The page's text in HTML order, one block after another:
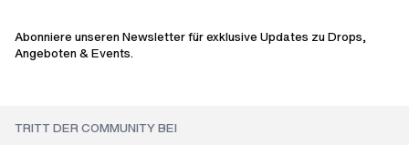
Abonniere unseren Newsletter für exklusive Updates zu Drops,
Angeboten & Events.